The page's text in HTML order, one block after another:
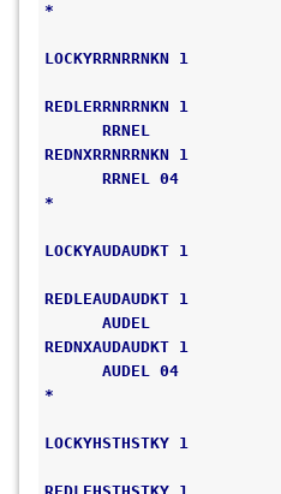
RRNEL
RRNEL 04
AUDEL
AUDEL 04